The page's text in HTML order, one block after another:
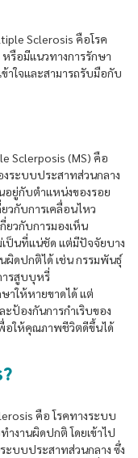
Sclerosis คือโรค
หรือมีแนวทางการรักษา
าใจและสามารถรับมือกับ
Sclerposis (MS) คือ
งระบบประสาทส่วนกลาง
อยู่กับตำแหน่งของรอย
วกับการเคลื่อนไหว
ยวกับการมองเห็น
เป็นที่แน่ชัด แต่มีปัจจัยบาง
ดปกติได้ เช่น กรรมพันธุ์
ารสูบบุหรี่
าให้หายขาดได้ แต่
ะป้องกันการกำเริบของ
อให้คุณภาพชีวิตดีขึ้นได้
คือ โรคทางระบบ
งานผิดปกติ โดยเข้าไป
บบประสาทส่วนกลาง ซึ่ง